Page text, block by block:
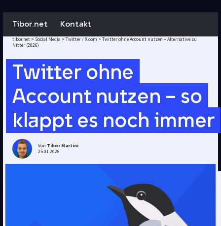
Tibor.net Kontakt
tibor.net > Social Media >Twitter / X.com >Twitter ohne Account nutzen – Alternative zu
Nitter (2026)
Twitter ohne
Account nutzen – so
klappt es noch immer
Von Tibor Martini
25.01.2026